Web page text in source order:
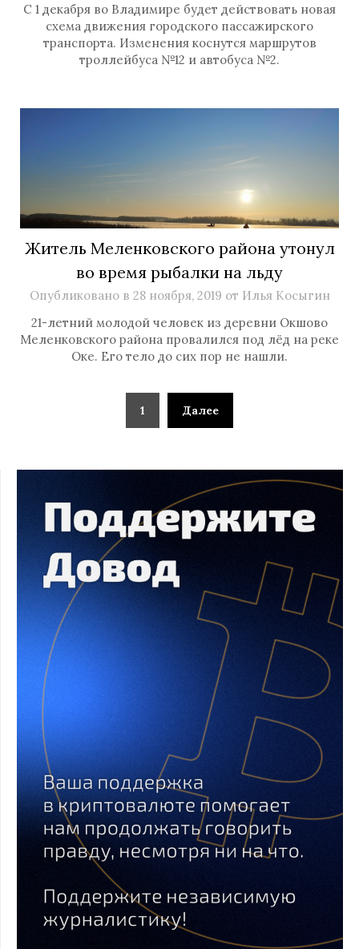
С 1 декабря во Владимире будет действовать новая
схема движения городского пассажирского
транспорта. Изменения коснутся маршрутов
троллейбуса №12 и автобуса №2.
Житель Меленковского района утонул
во время рыбалки на льду
Опубликовано в 28 ноября, 2019 от Илья Косыгин
21-летний молодой человек из деревни Окшово
Меленковского района провалился под лёд на реке
Оке. Его тело до сих пор не нашли.
1 Далее